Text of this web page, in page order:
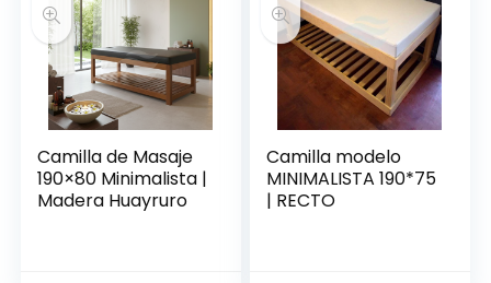
Camilla de Masaje
190×80 Minimalista |
Madera Huayruro
Camilla modelo
MINIMALISTA 190*75
| RECTO